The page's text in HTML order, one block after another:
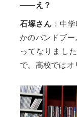
――え？
石塚さん ：中
かのバンドブー
ってなりまし
で。高校ではオ